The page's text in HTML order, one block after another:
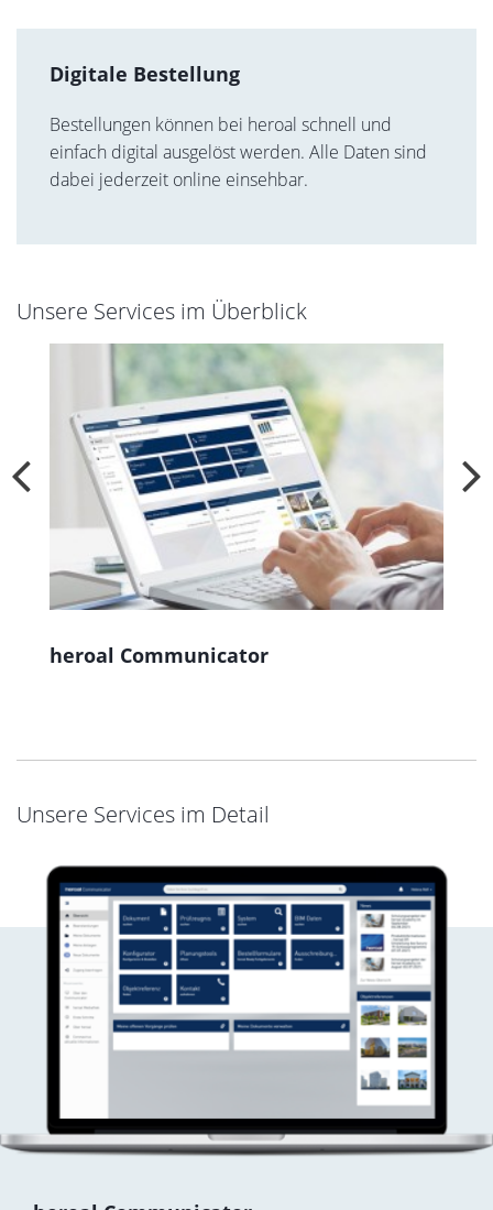
Digitale Bestellung
Bestellungen können bei heroal schnell und
einfach digital ausgelöst werden. Alle Daten sind
dabei jederzeit online einsehbar.
Unsere Services im Überblick
heroal Communicator
Unsere Services im Detail